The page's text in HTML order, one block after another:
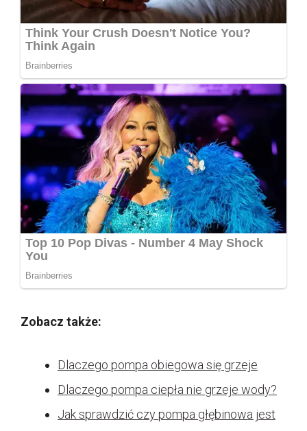
Zobacz także:
Dlaczego pompa obiegowa się grzeje
Dlaczego pompa ciepła nie grzeje wody?
Jak sprawdzić czy pompa głębinowa jest